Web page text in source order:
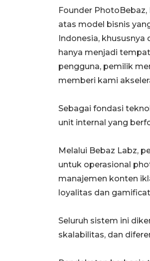
Founder
atas model bisnis
Indonesia,
hanya menjadi
pengguna, pemilik
memberi kami
Sebagai fondasi
unit internal yang
Melalui Bebaz Labz,
untuk operasional
manajemen konten
loyalitas dan
Seluruh sistem ini
skalabilitas, dan